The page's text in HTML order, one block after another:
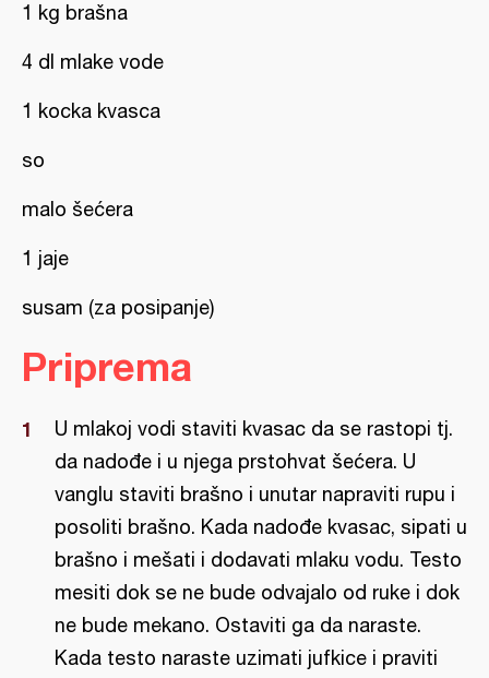
1 kg brašna
4 dl mlake vode
1 kocka kvasca
so
malo šećera
1 jaje
susam (za posipanje)
Priprema
U mlakoj vodi staviti kvasac da se rastopi tj.
da nadođe i u njega prstohvat šećera. U
vanglu staviti brašno i unutar napraviti rupu i
posoliti brašno. Kada nadođe kvasac, sipati u
brašno i mešati i dodavati mlaku vodu. Testo
mesiti dok se ne bude odvajalo od ruke i dok
ne bude mekano. Ostaviti ga da naraste.
Kada testo naraste uzimati jufkice i praviti